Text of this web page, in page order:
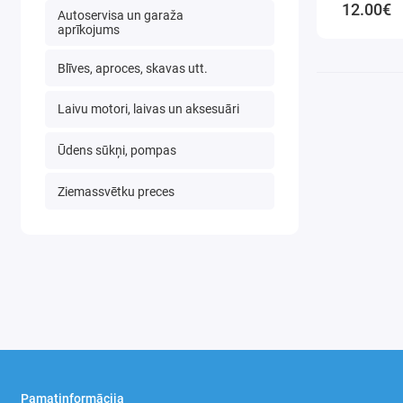
Autoservisa un garaža
aprīkojums
Blīves, aproces, skavas utt.
Laivu motori, laivas un aksesuāri
Ūdens sūkņi, pompas
Ziemassvētku preces
12.00€
Pamatinformācija